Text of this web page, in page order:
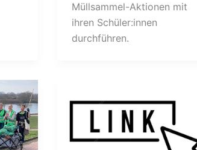
Müllsammel-Aktionen mit
ihren Schüler:innen
durchführen.